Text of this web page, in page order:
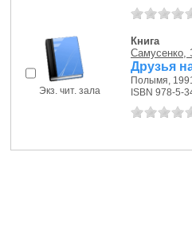
Экз. чит. зала
Книга
Самусенко,
Друзья
Полымя,
ISBN 978-5-